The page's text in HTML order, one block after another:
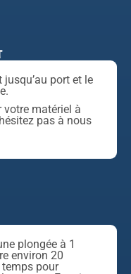
port et le
votre matériel à
pas à nous
plongée à 1
environ 20
pour